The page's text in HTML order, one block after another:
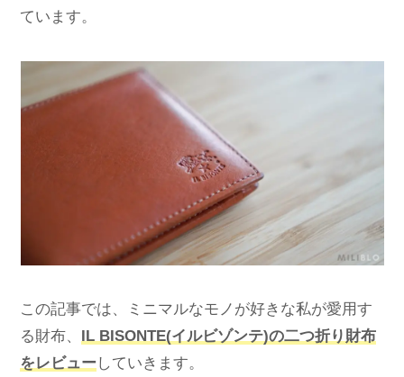
ています。
この記事では、ミニマルなモノが好きな私が愛用す
る財布、
IL BISONTE(イルビゾンテ)の二つ折り財布
をレビューしていきます。